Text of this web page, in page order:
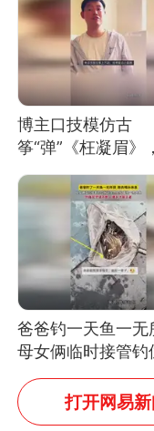
博主口技模仿古
筝“弹”《枉凝眉》
像了～你是吃古筝
吗？”“或将成为首
不带古筝的选手。”
源：新华每日电讯
爸爸钓一天鱼一无
母女俩临时接管钓
玩具鱼竿钓上大鱼
打开网易